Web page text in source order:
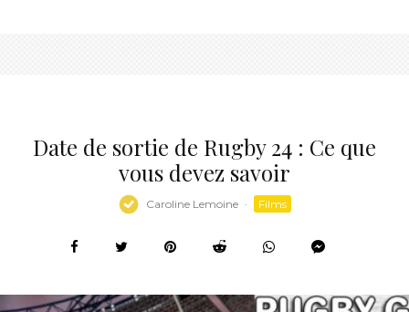
Date de sortie de Rugby 24 : Ce que
vous devez savoir
Caroline Lemoine · Films